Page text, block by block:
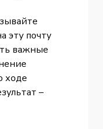
эту почту
важные
ходе
–